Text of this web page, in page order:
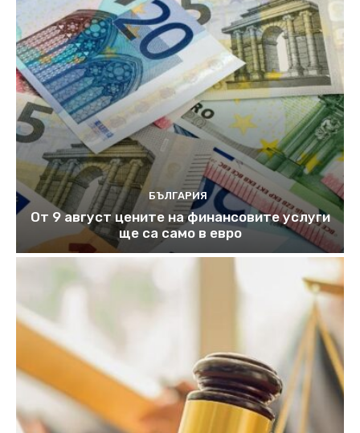
БЪЛГАРИЯ
От 9 август цените на финансовите услуги
ще са само в евро